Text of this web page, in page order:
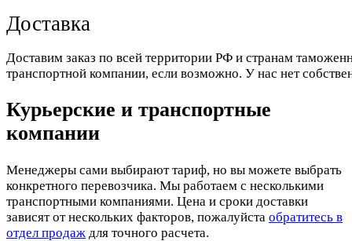
Доставка
Доставим заказ по всей территории РФ и странам
транспортной компании, если возможно. У нас нет
Курьерские и транспортные
компании
Менеджеры сами выбирают тариф, но вы можете выбрать
конкретного перевозчика. Мы работаем с несколькими
транспортными компаниями. Цена и сроки доставки
зависят от нескольких факторов, пожалуйста обратитесь в
отдел продаж для точного расчета.